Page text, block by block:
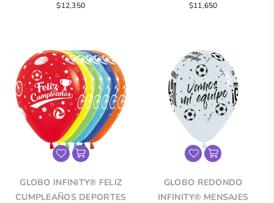
$12,350 $11,650
GLOBO INFINITY® FELIZ
CUMPLEAÑOS DEPORTES
GLOBO REDONDO
INFINITY® MENSAJES